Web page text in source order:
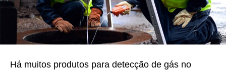
Há muitos produtos para detecção de gás no